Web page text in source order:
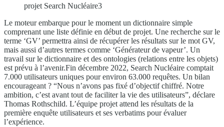
projet Search Nucléaire3
Le moteur embarque pour le moment un dictionnaire simple
comprenant une liste définie en début de projet. Une recherche sur le
terme ‘GV’ permettra ainsi de récupérer les résultats sur le mot GV,
mais aussi d’autres termes comme ‘Générateur de vapeur’. Un
travail sur le dictionnaire et des ontologies (relations entre les objets)
est prévu à l’avenir.Fin décembre 2022, Search Nucléaire comptait
7.000 utilisateurs uniques pour environ 63.000 requêtes. Un bilan
encourageant ? “Nous n’avons pas fixé d’objectif chiffré. Notre
ambition, c’est avant tout de faciliter la vie des utilisateurs”, déclare
Thomas Rothschild. L’équipe projet attend les résultats de la
première enquête utilisateurs et ses verbatims pour évaluer
l’expérience.